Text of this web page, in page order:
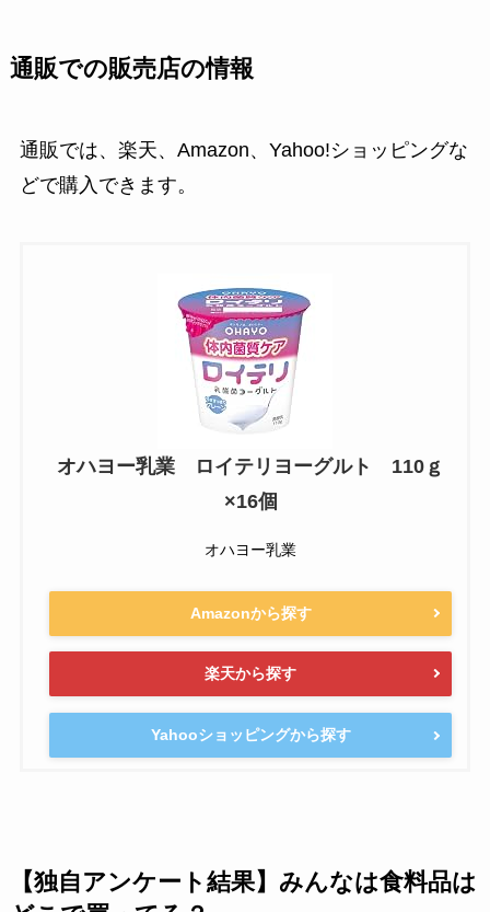
通販での販売店の情報
通販では、楽天、Amazon、Yahoo!ショッピングな
どで購入できます。
オハヨー乳業 ロイテリヨーグルト 110ｇ
×16個
オハヨー乳業
Amazonから探す
楽天から探す
Yahooショッピングから探す
【独自アンケート結果】みんなは食料品は